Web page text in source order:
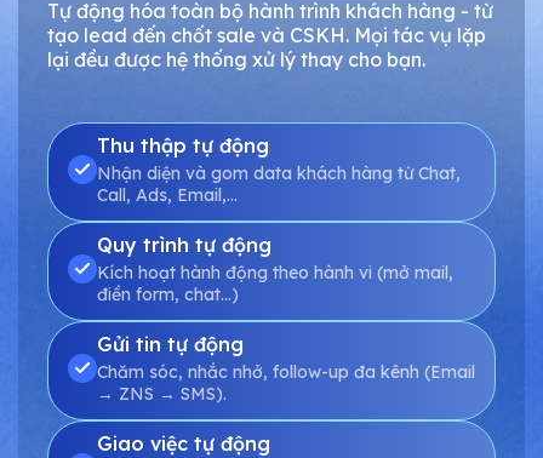
Tự động hóa toàn bộ hành trình khách hàng - từ
tạo lead đến chốt sale và CSKH. Mọi tác vụ lặp
lại đều được hệ thống xử lý thay cho bạn.
Thu thập tự động
Nhận diện và gom data khách hàng từ Chat,
Call, Ads, Email,…
Quy trình tự động
Kích hoạt hành động theo hành vi (mở mail,
điền form, chat...)
Gửi tin tự động
Chăm sóc, nhắc nhở, follow-up đa kênh (Email
→ ZNS → SMS).
Giao việc tự động